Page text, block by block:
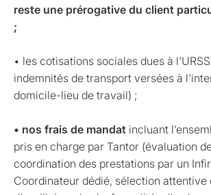
reste une prérogative du client
;
• les cotisations sociales dues à
indemnités de transport versées à
domicile-lieu de travail) ;
• nos frais de mandat incluant
pris en charge par Tantor (évaluation
coordination des prestations par un
Coordinateur dédié, sélection attentive